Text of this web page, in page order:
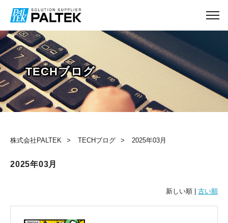
株式会社PALTEK TECHブログ 2025年03月
TECHブログ
2025年03月
新しい順 | 古い順